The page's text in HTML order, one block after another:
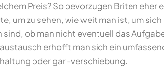
Preis? So bevorzugen Briten
um zu sehen, wie weit man ist, um
sind, ob man nicht eventuell das
erhofft man sich ein
oder gar -verschiebung.